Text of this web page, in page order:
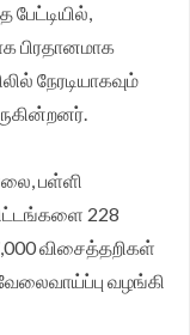
பிரதானமாக
நேரடியாகவும்
பள்ளி
228
விசைத்தறிகள்
வழங்கி